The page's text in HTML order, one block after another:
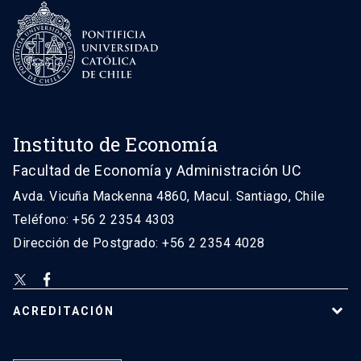
Instituto de Economía
Facultad de Economía y Administración UC
Avda. Vicuña Mackenna 4860, Macul. Santiago, Chile
Teléfono: +56 2 2354 4303
Dirección de Postgrado: +56 2 2354 4028
ACREDITACIÓN